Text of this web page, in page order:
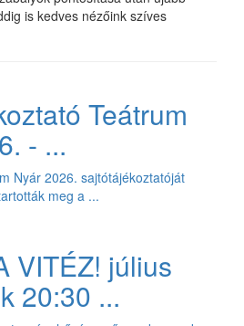
is kedves nézőink szíves
Teátrum
- ...
Nyár 2026. sajtótájékoztatóját
meg a ...
VITÉZ! július
20:30 ...